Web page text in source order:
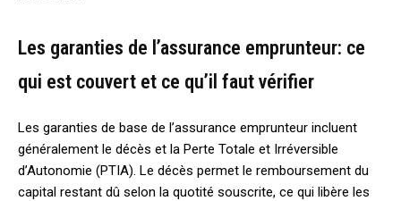
Les garanties de l’assurance emprunteur: ce
qui est couvert et ce qu’il faut vérifier
Les garanties de base de l’assurance emprunteur incluent
généralement le décès et la Perte Totale et Irréversible
d’Autonomie (PTIA). Le décès permet le remboursement du
capital restant dû selon la quotité souscrite, ce qui libère les